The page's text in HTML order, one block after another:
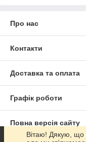
Про нас
Контакти
Доставка та оплата
Графік роботи
Повна версія сайту
Вітаю! Дякую, що